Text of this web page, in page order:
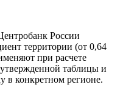
России
территории (от 0,64
при расчете
таблицы и
в конкретном регионе.